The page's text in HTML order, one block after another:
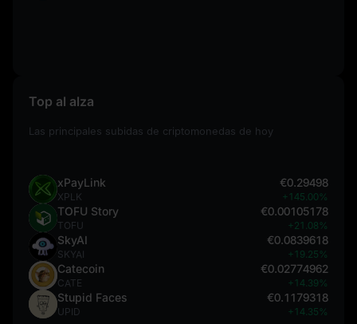
Top al alza
Las principales subidas de criptomonedas de hoy
xPayLink
XPLK
€0.29498
+145.00%
TOFU Story
TOFU
€0.00105178
+21.08%
SkyAI
SKYAI
€0.0839618
+19.25%
Catecoin
CATE
€0.02774962
+14.39%
Stupid Faces
UPID
€0.1179318
+14.35%